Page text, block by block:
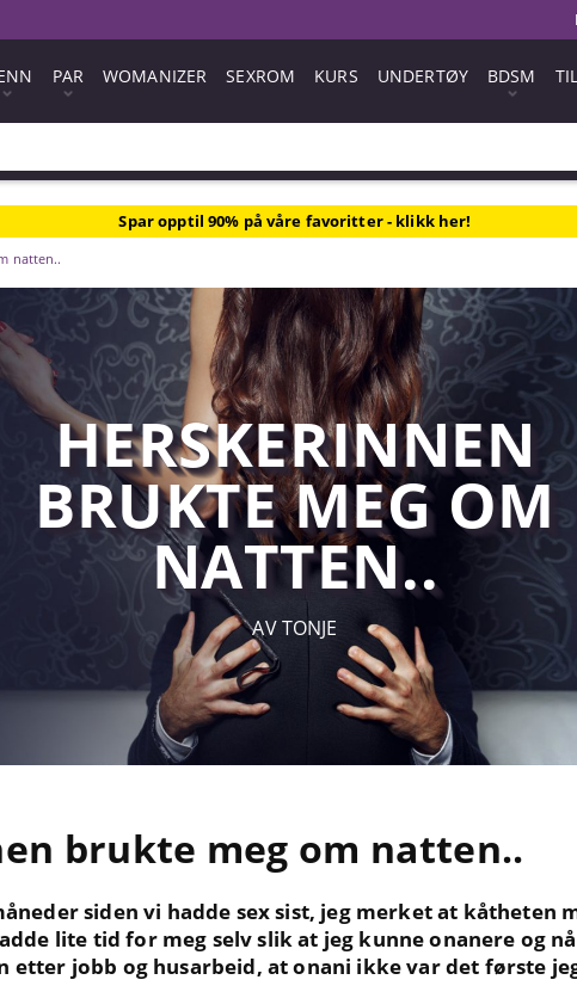
PAR WOMANIZER SEXROM KURS UNDERTØY BDSM
Spar opptil 90% på våre favoritter - klikk her!
natten..
HERSKERINNEN
BRUKTE MEG OM
NATTEN..
AV TONJE
brukte meg om natten..
siden vi hadde sex sist, jeg merket at kåtheten
lite tid for meg selv slik at jeg kunne onanere og
etter jobb og husarbeid, at onani ikke var det første